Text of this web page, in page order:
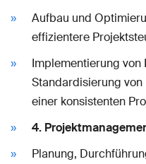
Aufbau und
effizientere
Implementierung von
Standardisierung
einer konsistenten
4.
Planung,